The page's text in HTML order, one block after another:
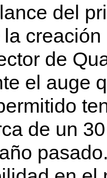
del
de
el auge
de un